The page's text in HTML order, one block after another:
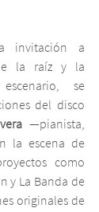
invitación a
la raíz y la
se
—pianista,
la escena de
como
y La Banda de
originales de